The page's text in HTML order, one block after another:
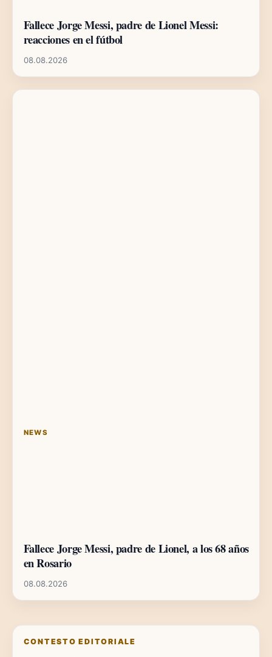
Fallece Jorge Messi, padre de Lionel Messi:
reacciones en el fútbol
08.08.2026
NEWS
Fallece Jorge Messi, padre de Lionel, a los 68 años
en Rosario
08.08.2026
CONTESTO EDITORIALE